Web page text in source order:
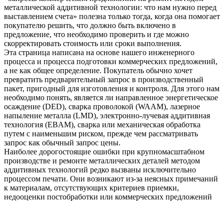
металлической аддитивной технологии: что нам нужно перед
выставлением счета» полезна только тогда, когда она помогает
покупателю решить, что должно быть включено в
предложение, что необходимо проверить и где можно
скорректировать стоимость или сроки выполнения.
Эта страница написана на основе нашего инженерного
процесса и процесса подготовки коммерческих предложений,
а не как общее определение. Покупатель обычно хочет
превратить предварительный запрос в производственный
пакет, пригодный для изготовления и контроля. Для этого нам
необходимо понять, является ли направленное энергетическое
осаждение (DED), сварка проволокой (WAAM), лазерное
напыление металла (LMD), электронно-лучевая аддитивная
технология (EBAM), сварка или механическая обработка
путем с наименьшим риском, прежде чем рассматривать
запрос как обычный запрос цены.
Наиболее дорогостоящие ошибки при крупномасштабном
производстве и ремонте металлических деталей методом
аддитивных технологий редко вызваны исключительно
процессом печати. Они возникают из-за неясных примечаний
к материалам, отсутствующих критериев приемки,
недооценки постобработки или коммерческих предложений